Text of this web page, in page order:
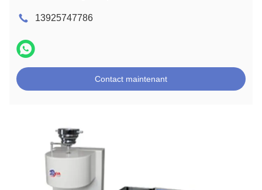
13925747786
Contact maintenant